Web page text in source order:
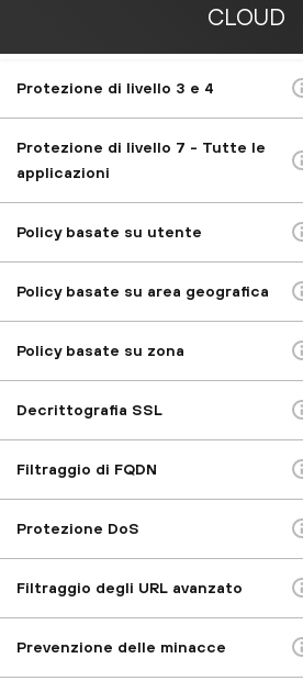
CLOUD
Protezione di livello 3 e 4
Protezione di livello 7 - Tutte le
applicazioni
Policy basate su utente
Policy basate su area geografica
Policy basate su zona
Decrittografia SSL
Filtraggio di FQDN
Protezione DoS
Filtraggio degli URL avanzato
Prevenzione delle minacce